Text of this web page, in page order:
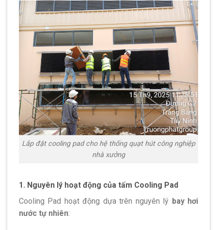
Lắp đặt cooling pad cho hệ thống quạt hút công nghiệp
nhà xưởng
1. Nguyên lý hoạt động của tấm Cooling Pad
Cooling Pad hoạt động dựa trên nguyên lý bay hơi
nước tự nhiên: